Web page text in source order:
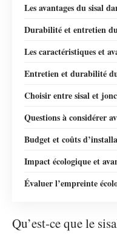
Les avantages du sisal
Durabilité et entretien
Les caractéristiques et
Entretien et durabilité
Choisir entre sisal et
Questions à considérer
Budget et coûts
Impact écologique et
Évaluer l’empreinte
Qu’est-ce que le